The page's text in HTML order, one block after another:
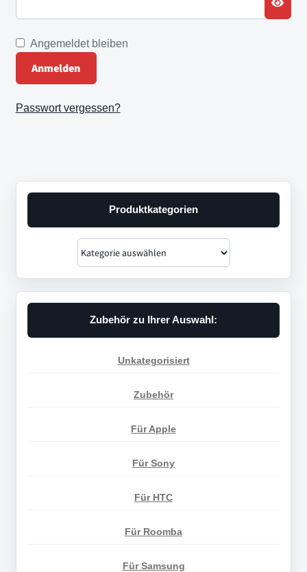
Angemeldet bleiben
Anmelden
Passwort vergessen?
Produktkategorien
Zubehör zu Ihrer Auswahl:
Unkategorisiert
Zubehör
Für Apple
Für Sony
Für HTC
Für Roomba
Für Samsung